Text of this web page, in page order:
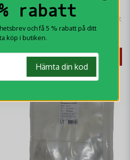
Finnvacuum Platinum
Säkerställ enastående hållbarhet
och smak med Finnvacuum
Platinum – perfekt för proffs och
KÖP
rabatt
och få 5 % rabatt på ditt
köp i butiken.
Hämta din kod